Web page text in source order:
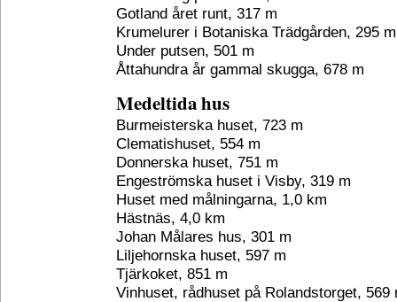
Gotland året runt, 317 m
Krumelurer i Botaniska Trädgården, 295 m
Under putsen, 501 m
Åttahundra år gammal skugga, 678 m
Medeltida hus
Burmeisterska huset, 723 m
Clematishuset, 554 m
Donnerska huset, 751 m
Engeströmska huset i Visby, 319 m
Huset med målningarna, 1,0 km
Hästnäs, 4,0 km
Johan Målares hus, 301 m
Liljehornska huset, 597 m
Tjärkoket, 851 m
Vinhuset, rådhuset på Rolandstorget, 569